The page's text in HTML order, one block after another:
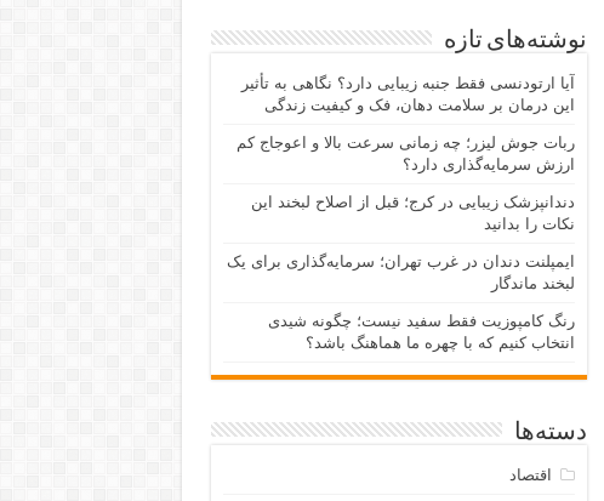
نوشته‌های تازه
آیا ارتودنسی فقط جنبه زیبایی دارد؟ نگاهی به تأثیر
این درمان بر سلامت دهان، فک و کیفیت زندگی
ربات جوش لیزر؛ چه زمانی سرعت بالا و اعوجاج کم
ارزش سرمایه‌گذاری دارد؟
دندانپزشک زیبایی در کرج؛ قبل از اصلاح لبخند این
نکات را بدانید
ایمپلنت دندان در غرب تهران؛ سرمایه‌گذاری برای یک
لبخند ماندگار
رنگ کامپوزیت فقط سفید نیست؛ چگونه شیدی
انتخاب کنیم که با چهره ما هماهنگ باشد؟
دسته‌ها
اقتصاد